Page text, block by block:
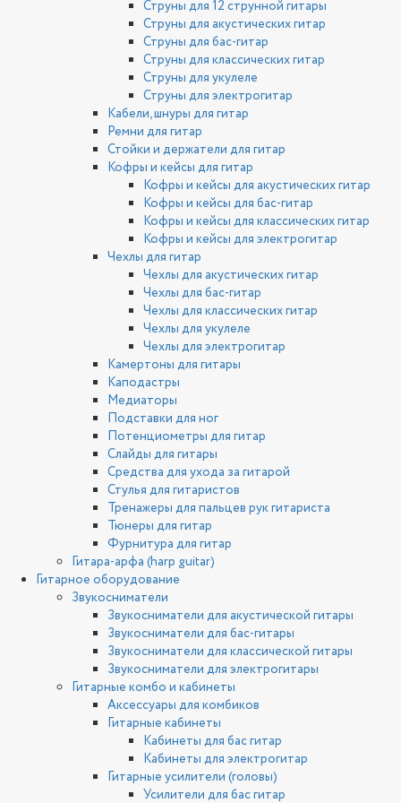
Струны для 12 струнной гитары
Струны для акустических гитар
Струны для бас-гитар
Струны для классических гитар
Струны для укулеле
Струны для электрогитар
Кабели, шнуры для гитар
Ремни для гитар
Стойки и держатели для гитар
Кофры и кейсы для гитар
Кофры и кейсы для акустических гитар
Кофры и кейсы для бас-гитар
Кофры и кейсы для классических гитар
Кофры и кейсы для электрогитар
Чехлы для гитар
Чехлы для акустических гитар
Чехлы для бас-гитар
Чехлы для классических гитар
Чехлы для укулеле
Чехлы для электрогитар
Камертоны для гитары
Каподастры
Медиаторы
Подставки для ног
Потенциометры для гитар
Слайды для гитары
Средства для ухода за гитарой
Стулья для гитаристов
Тренажеры для пальцев рук гитариста
Тюнеры для гитар
Фурнитура для гитар
Гитара-арфа (harp guitar)
Гитарное оборудование
Звукосниматели
Звукосниматели для акустической гитары
Звукосниматели для бас-гитары
Звукосниматели для классической гитары
Звукосниматели для электрогитары
Гитарные комбо и кабинеты
Аксессуары для комбиков
Гитарные кабинеты
Кабинеты для бас гитар
Кабинеты для электрогитар
Гитарные усилители (головы)
Усилители для бас гитар